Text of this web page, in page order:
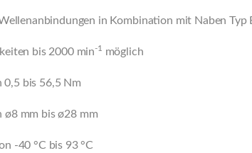
in Kombination mit Naben Typ
bis 2000 min-1 möglich
0,5 bis 56,5 Nm
ø8 mm bis ø28 mm
-40 °C bis 93 °C